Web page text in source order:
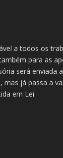
a todos os
para as
será enviada
mas já passa a
em Lei.